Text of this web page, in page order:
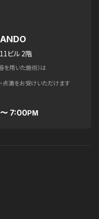
ビル 2階
用いた施術）は
滴をお受けいただけます
〜 7:00PM